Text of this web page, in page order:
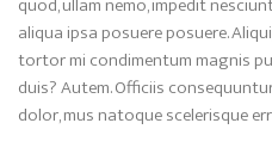
aliqua ipsa posuere posuere.
tortor mi condimentum magnis
duis? Autem. Officiis
dolor, mus natoque scelerisque